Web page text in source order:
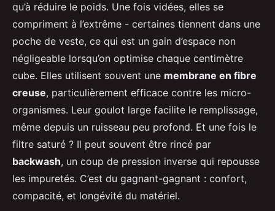
qu’à réduire le poids. Une fois vidées, elles se
compriment à l’extrême - certaines tiennent dans une
poche de veste, ce qui est un gain d’espace non
négligeable lorsqu’on optimise chaque centimètre
cube. Elles utilisent souvent une membrane en fibre
creuse, particulièrement efficace contre les micro-
organismes. Leur goulot large facilite le remplissage,
même depuis un ruisseau peu profond. Et une fois le
filtre saturé ? Il peut souvent être rincé par
backwash, un coup de pression inverse qui repousse
les impuretés. C’est du gagnant-gagnant : confort,
compacité, et longévité du matériel.